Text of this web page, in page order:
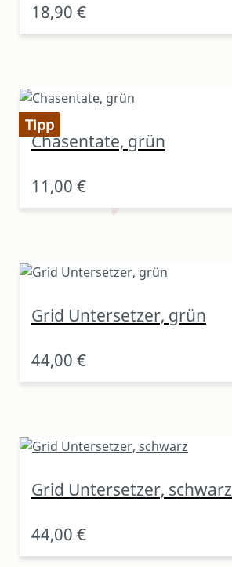
18,90 €
Tipp
Chasentate, grün
11,00 €
Grid Untersetzer, grün
44,00 €
Grid Untersetzer, schwarz
44,00 €